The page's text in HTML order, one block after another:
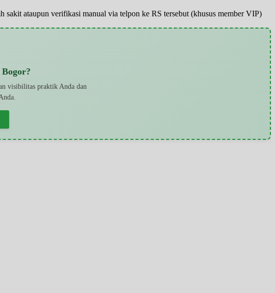
sakit ataupun verifikasi manual via telpon ke RS tersebut (khusus member VIP)
visibilitas praktik Anda dan